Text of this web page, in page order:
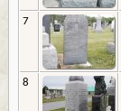
7
8